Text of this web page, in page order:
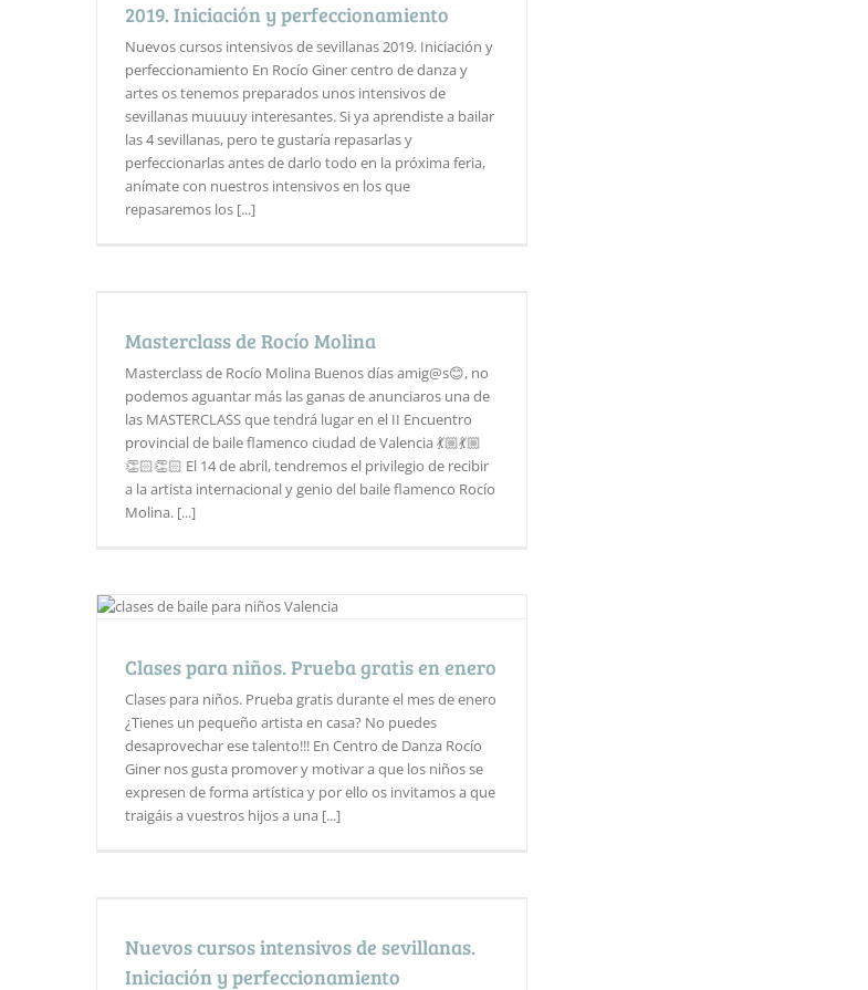
2019. Iniciación y perfeccionamiento
Nuevos cursos intensivos de sevillanas 2019. Iniciación y
perfeccionamiento En Rocío Giner centro de danza y
artes os tenemos preparados unos intensivos de
sevillanas muuuuy interesantes. Si ya aprendiste a bailar
las 4 sevillanas, pero te gustaría repasarlas y
perfeccionarlas antes de darlo todo en la próxima feria,
anímate con nuestros intensivos en los que
repasaremos los [...]
Masterclass de Rocío Molina
Masterclass de Rocío Molina Buenos días amig@s😊, no
podemos aguantar más las ganas de anunciaros una de
las MASTERCLASS que tendrá lugar en el II Encuentro
provincial de baile flamenco ciudad de Valencia 💃🏼💃🏼
👏🏻👏🏻 El 14 de abril, tendremos el privilegio de recibir
a la artista internacional y genio del baile flamenco Rocío
Molina. [...]
Clases para niños. Prueba gratis en enero
Clases para niños. Prueba gratis durante el mes de enero
¿Tienes un pequeño artista en casa? No puedes
desaprovechar ese talento!!! En Centro de Danza Rocío
Giner nos gusta promover y motivar a que los niños se
expresen de forma artística y por ello os invitamos a que
traigáis a vuestros hijos a una [...]
Nuevos cursos intensivos de sevillanas.
Iniciación y perfeccionamiento